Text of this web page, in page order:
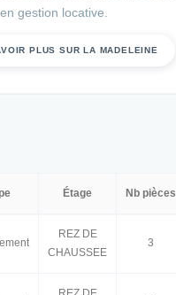
gestion locative.
PLUS SUR LA MADELEINE
Étage Nb pièces
REZ DE
CHAUSSEE
3